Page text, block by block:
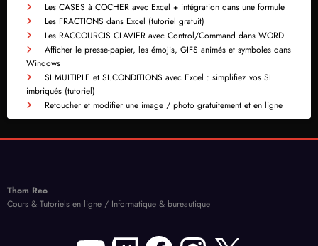
Les CASES à COCHER avec Excel + intégration dans une formule
Les FRACTIONS dans Excel (tutoriel gratuit)
Les RACCOURCIS CLAVIER avec Control/Command dans WORD
Afficher le presse-papier, les émojis, GIFS animés et symboles dans
Windows
SI.MULTIPLE et SI.CONDITIONS avec Excel : simplifiez vos SI
imbriqués (tutoriel)
Retoucher et modifier une image / photo gratuitement et en ligne
Thom Reo
Cours & Tutoriels en ligne / Informatique & bureautique